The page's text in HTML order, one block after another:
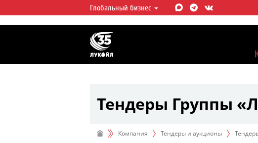
ЛУКОЙЛ СЕГОДНЯ
ЛУКОЙЛ — одна из крупнейших
интегрированных нефтегазовых компаний в
мире, на долю которой приходится более
мировой добычи нефти и около 1%
Глобальный бизнес
Тендеры Группы
Компания Тендеры и аукционы